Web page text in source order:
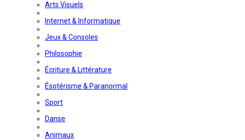
Arts Visuels
Internet & Informatique
Jeux & Consoles
Philosophie
Écriture & Littérature
Ésotérisme & Paranormal
Sport
Danse
Animaux